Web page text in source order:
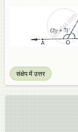
संक्षेप में उत्तर